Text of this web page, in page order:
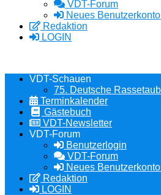
VDT-Forum
Neues
Redaktion
LOGIN
VDT-Schauen
75. Deutsche
Terminkalender
Gästebuch
VDT-Newsletter
VDT-Forum
Benutzerlogin
VDT-Forum
Neues
Redaktion
LOGIN